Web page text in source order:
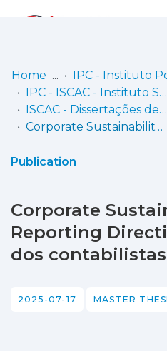
Communities
& Collections
Statistics
Home
IPC - ISCAC - Instituto Superior de Contabilidade e Administração de Coimbra
ISCAC - Dissertações de Mestrado
Corporate Sustainability Reporting Directive: a perceção dos contabilistas portugueses
Publication
Corporate
Reporting
dos
2025-07-17 MASTER